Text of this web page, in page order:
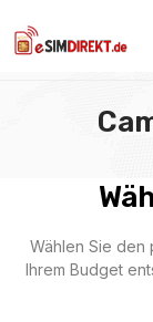
Wählen Sie den
Ihrem Budget